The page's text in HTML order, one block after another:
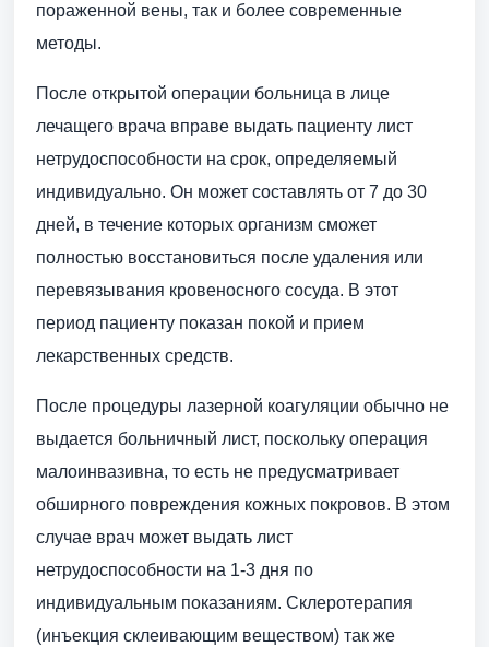
пораженной вены, так и более современные
методы.
После открытой операции больница в лице
лечащего врача вправе выдать пациенту лист
нетрудоспособности на срок, определяемый
индивидуально. Он может составлять от 7 до 30
дней, в течение которых организм сможет
полностью восстановиться после удаления или
перевязывания кровеносного сосуда. В этот
период пациенту показан покой и прием
лекарственных средств.
После процедуры лазерной коагуляции обычно не
выдается больничный лист, поскольку операция
малоинвазивна, то есть не предусматривает
обширного повреждения кожных покровов. В этом
случае врач может выдать лист
нетрудоспособности на 1-3 дня по
индивидуальным показаниям. Склеротерапия
(инъекция склеивающим веществом) так же